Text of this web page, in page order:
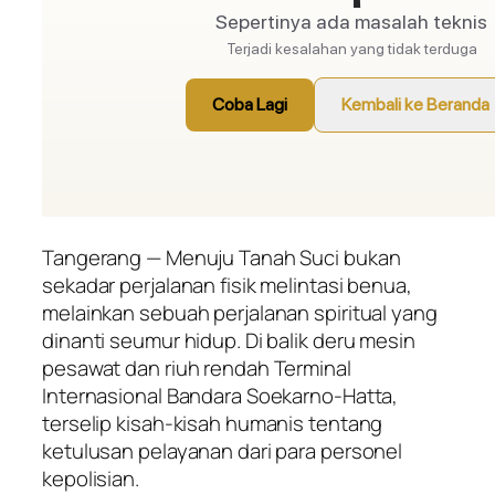
Tangerang — Menuju Tanah Suci bukan
sekadar perjalanan fisik melintasi benua,
melainkan sebuah perjalanan spiritual yang
dinanti seumur hidup. Di balik deru mesin
pesawat dan riuh rendah Terminal
Internasional Bandara Soekarno-Hatta,
terselip kisah-kisah humanis tentang
ketulusan pelayanan dari para personel
kepolisian.